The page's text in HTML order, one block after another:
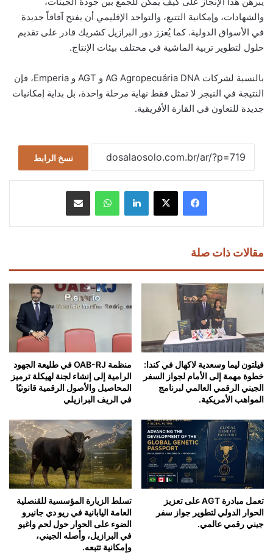
والشهادات، وإمكانية التتبع، والتواجد الإقليمي أن يفتح آفاقاً جديدة
في الأسواق الدولية. كما يُعزز دور البرازيل كشريك قادر على تقديم
حلول لتطوير تربية الماشية في مختلف بيئات الإنتاج.
بالنسبة لشركات AG Agropecuária DNA و AGT و Emperia، فإن
النتيجة في النيجر لا تمثل فقط نهاية مرحلة واحدة، بل بداية إمكانيات
جديدة للتعاون في القارة الأفريقية.
نسخ الرابط
فيسبوك ‫X لينكدإن واتساب مشاركة عبر البريد
مقالات ذات صلة
فيلتون ليما وسعدية لاكهال في كندا:
خطوة مهمة إلى الأمام لجواز السفر
الجيني الرقمي العالمي لبرنامج
المواهب الأمريكية.
منظمة OAB-RJ في طليعة الجهود
الرامية إلى إنشاء لجنة لهيكلة ترميز
المحاصيل والأصول الرقمية قانونيًا
في الريف البرازيلي
تعمل مبادرة AGT على تعزيز
الحوار الدولي لتطوير جواز سفر
جيني رقمي عالمي.
تسلط الزيارة المؤسسية للقنصلية
العامة اليابانية في ريو دي جانيرو
الضوء على الحوار حول لحم واغيو
في البرازيل، وأصله الجيني،
وإمكانية تتبعه.